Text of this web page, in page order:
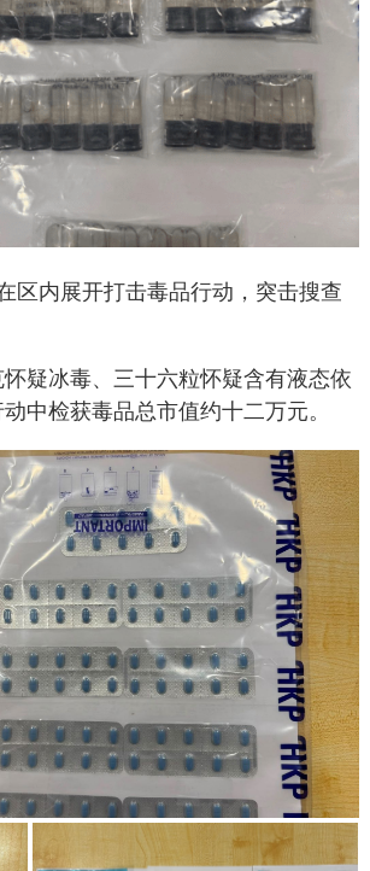
区内展开打击毒品行动，突击搜查
疑冰毒、三十六粒怀疑含有液态依
中检获毒品总市值约十二万元。